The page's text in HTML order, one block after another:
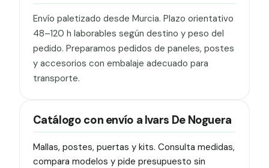
Envío paletizado desde Murcia. Plazo orientativo
48–120 h laborables según destino y peso del
pedido. Preparamos pedidos de paneles, postes
y accesorios con embalaje adecuado para
transporte.
Catálogo con envío a Ivars De Noguera
Mallas, postes, puertas y kits. Consulta medidas,
compara modelos y pide presupuesto sin